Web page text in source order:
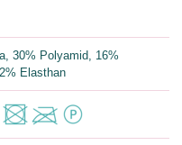
30% Polyamid, 16%
Elasthan